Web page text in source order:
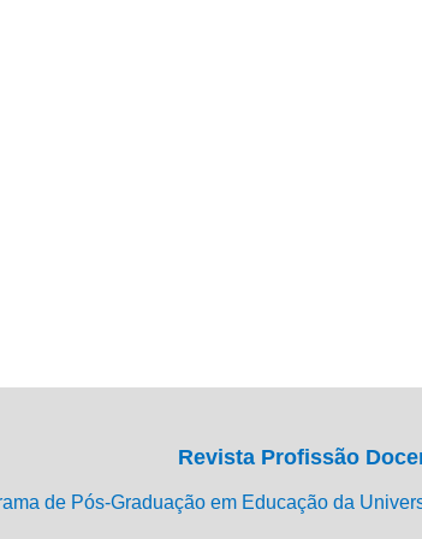
Revista Profissão
de Pós-Graduação em Educação da